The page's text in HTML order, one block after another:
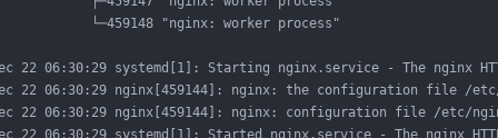
└─459148 "nginx: worker process"
22 06:30:29 systemd[1]: Starting nginx.service - The nginx
22 06:30:29 nginx[459144]: nginx: the configuration file /
22 06:30:29 nginx[459144]: nginx: configuration file /etc/